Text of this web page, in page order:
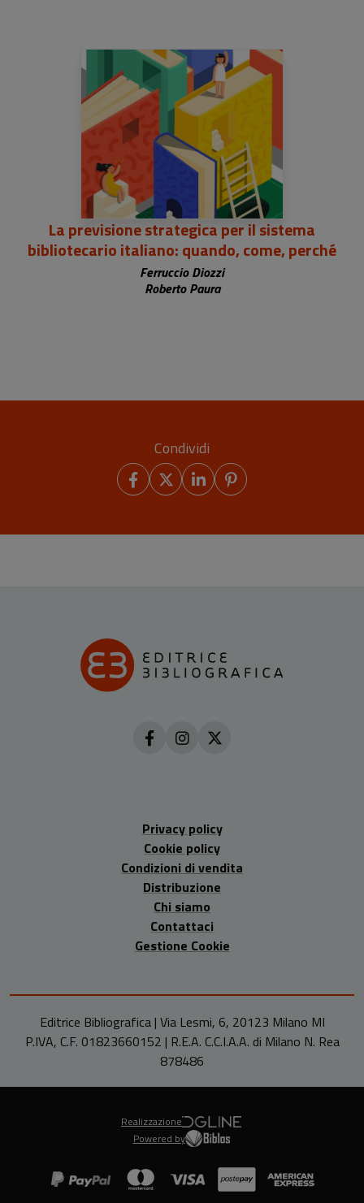
La previsione strategica per il sistema
bibliotecario italiano: quando, come, perché
Ferruccio Diozzi
Roberto Paura
Condividi
Privacy policy
Cookie policy
Condizioni di vendita
Distribuzione
Chi siamo
Contattaci
Gestione Cookie
Editrice Bibliografica | Via Lesmi, 6, 20123 Milano MI
P.IVA, C.F. 01823660152 | R.E.A. C.C.I.A.A. di Milano N. Rea
878486
Realizzazione
Powered by